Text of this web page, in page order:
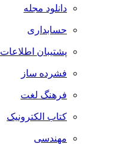
دانلود مجله
حسابداری
پشتیبان اطلاعات
فشرده ساز
فرهنگ لغت
کتاب الکترونیک
مهندسی